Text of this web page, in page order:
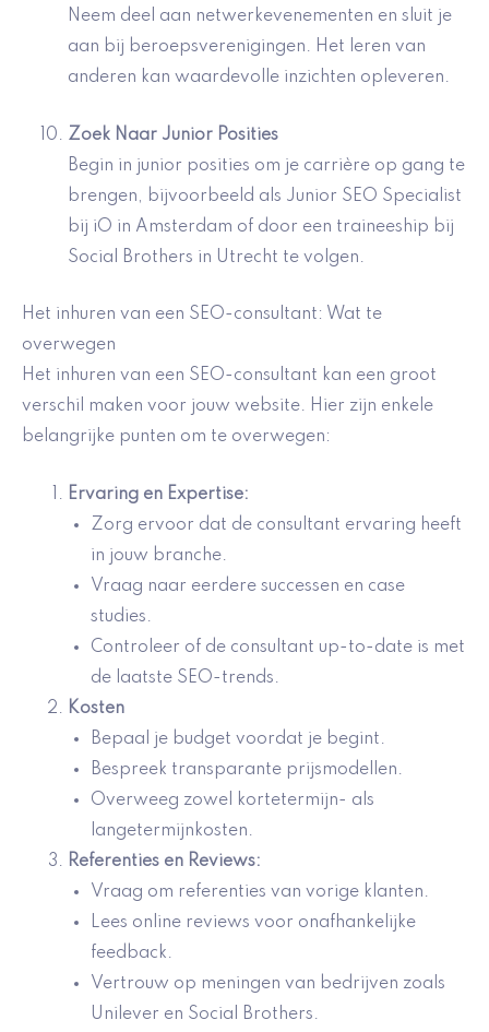
Neem deel aan netwerkevenementen en sluit je
aan bij beroepsverenigingen. Het leren van
anderen kan waardevolle inzichten opleveren.
Zoek Naar Junior Posities
Begin in junior posities om je carrière op gang te
brengen, bijvoorbeeld als Junior SEO Specialist
bij iO in Amsterdam of door een traineeship bij
Social Brothers in Utrecht te volgen.
Het inhuren van een SEO-consultant: Wat te
overwegen
Het inhuren van een SEO-consultant kan een groot
verschil maken voor jouw website. Hier zijn enkele
belangrijke punten om te overwegen:
Ervaring en Expertise:
Zorg ervoor dat de consultant ervaring heeft
in jouw branche.
Vraag naar eerdere successen en case
studies.
Controleer of de consultant up-to-date is met
de laatste SEO-trends.
Kosten
Bepaal je budget voordat je begint.
Bespreek transparante prijsmodellen.
Overweeg zowel kortetermijn- als
langetermijnkosten.
Referenties en Reviews:
Vraag om referenties van vorige klanten.
Lees online reviews voor onafhankelijke
feedback.
Vertrouw op meningen van bedrijven zoals
Unilever en Social Brothers.